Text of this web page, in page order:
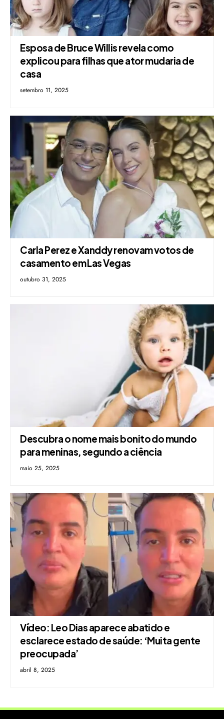
Esposa de Bruce Willis revela como
explicou para filhas que ator mudaria de
casa
setembro 11, 2025
Carla Perez e Xanddy renovam votos de
casamento em Las Vegas
outubro 31, 2025
Descubra o nome mais bonito do mundo
para meninas, segundo a ciência
maio 25, 2025
Vídeo: Leo Dias aparece abatido e
esclarece estado de saúde: ‘Muita gente
preocupada’
abril 8, 2025